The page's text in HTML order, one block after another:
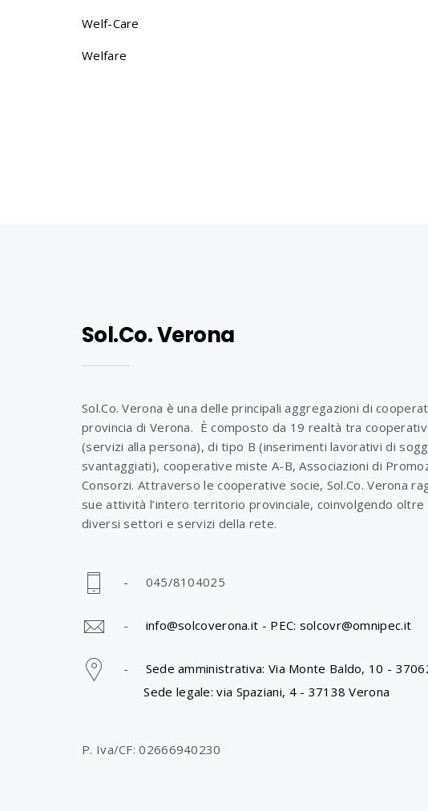
Welf-Care
Welfare
Sol.Co. Verona
Sol.Co. Verona è una delle principali aggregazioni di
provincia di Verona. È composto da 19 realtà tra
(servizi alla persona), di tipo B (inserimenti lavorativi di
svantaggiati), cooperative miste A-B, Associazioni di
Consorzi. Attraverso le cooperative socie, Sol.Co. Verona
sue attività l’intero territorio provinciale, coinvolgendo oltre
diversi settori e servizi della rete.
- 045/8104025
- info@solcoverona.it - PEC: solcovr@omnipec.it
- Sede amministrativa: Via Monte Baldo, 10 -
Sede legale: via Spaziani, 4 - 37138 Verona
P. Iva/CF: 02666940230